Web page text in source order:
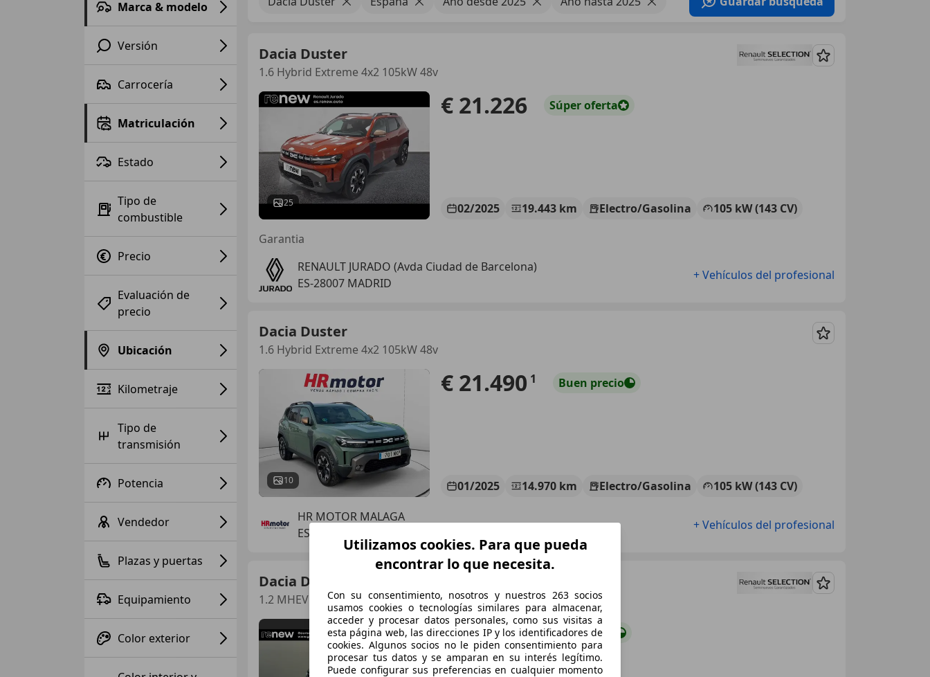
Marca & modelo
Versión
Carrocería
Matriculación
Estado
Tipo de
combustible
Precio
Evaluación de
precio
Ubicación
Kilometraje
Tipo de
transmisión
Potencia
Vendedor
Plazas y puertas
Equipamiento
Color exterior
Dacia Duster
1.6 Hybrid Extreme 4x2 105kW 48v
Guardar
25
€ 21.226 Súperoferta
02/2025 19.443 km Electro/Gasolina
105 kW (143 CV)
Garantia
RENAULT JURADO (Avda Ciudad de Barcelona)
ES-28007 MADRID
+ Vehículos del profesional
Dacia Duster
1.6 Hybrid Extreme 4x2 105kW 48v
Guardar
10
€ 21.490 1 Buen precio
01/2025 14.970 km Electro/Gasolina
105 kW (143 CV)
HR MOTOR MALAGA
ES-29006 MALAGA
+ Vehículos del profesional
Dacia Duster
1.2 MHEV TCE JOURNEY 130 5P
Guardar
€ 19.900 Buenprecio
Utilizamos cookies. Para que pueda
encontrar lo que necesita.
Con su consentimiento, nosotros y nuestros 263 socios
usamos cookies o tecnologías similares para almacenar,
acceder y procesar datos personales, como sus visitas a
esta página web, las direcciones IP y los identificadores de
cookies. Algunos socios no le piden consentimiento para
procesar tus datos y se amparan en su interés legítimo.
Puede configurar sus preferencias en cualquier momento